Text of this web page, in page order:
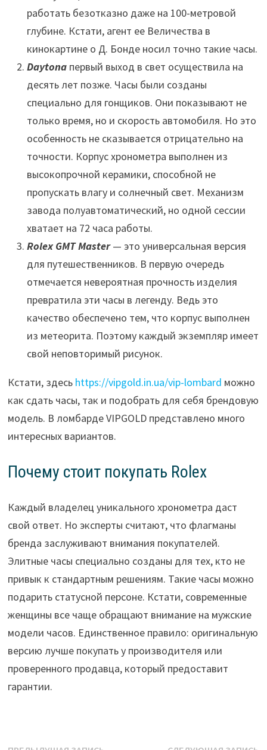
работать безотказно даже на 100-метровой
глубине. Кстати, агент ее Величества в
кинокартине о Д. Бонде носил точно такие часы.
Daytonaпервый выход в свет осуществила на
десять лет позже. Часы были созданы
специально для гонщиков. Они показывают не
только время, но и скорость автомобиля. Но это
особенность не сказывается отрицательно на
точности. Корпус хронометра выполнен из
высокопрочной керамики, способной не
пропускать влагу и солнечный свет. Механизм
завода полуавтоматический, но одной сессии
хватает на 72 часа работы.
Rolex GMT Master— это универсальная версия
для путешественников. В первую очередь
отмечается невероятная прочность изделия
превратила эти часы в легенду. Ведь это
качество обеспечено тем, что корпус выполнен
из метеорита. Поэтому каждый экземпляр имеет
свой неповторимый рисунок.
Кстати, здесь https://vipgold.in.ua/vip-lombard можно
как сдать часы, так и подобрать для себя брендовую
модель. В ломбарде VIPGOLD представлено много
интересных вариантов.
Почему стоит покупать Rolex
Каждый владелец уникального хронометра даст
свой ответ. Но эксперты считают, что флагманы
бренда заслуживают внимания покупателей.
Элитные часы специально созданы для тех, кто не
привык к стандартным решениям. Такие часы можно
подарить статусной персоне. Кстати, современные
женщины все чаще обращают внимание на мужские
модели часов. Единственное правило: оригинальную
версию лучше покупать у производителя или
проверенного продавца, который предоставит
гарантии.